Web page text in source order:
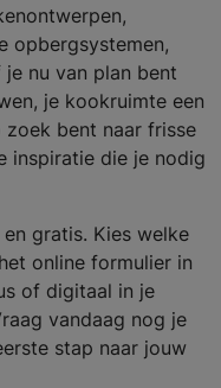
opbergsystemen,
nu van plan bent
je kookruimte een
bent naar frisse
inspiratie die je nodig
gratis. Kies welke
online formulier in
of digitaal in je
vandaag nog je
stap naar jouw